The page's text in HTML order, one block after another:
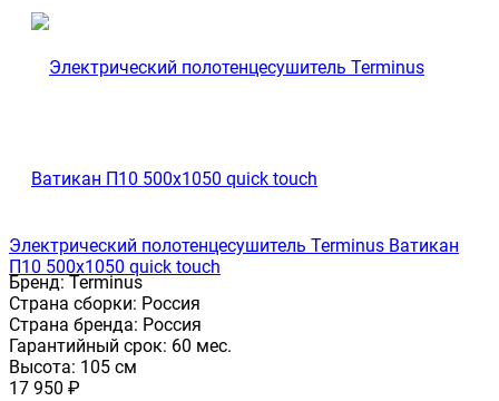
Электрический полотенцесушитель Terminus Ватикан
П10 500х1050 quick touch
Бренд: Terminus
Страна сборки: Россия
Страна бренда: Россия
Гарантийный срок: 60 мес.
Высота: 105 см
17 950 ₽